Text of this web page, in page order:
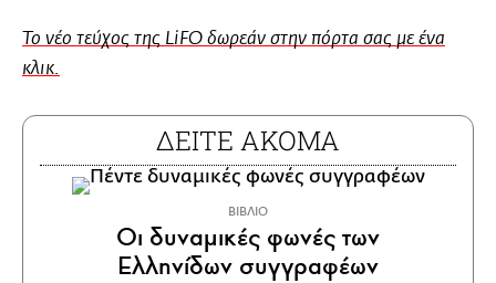
To νέο τεύχος της LiFO δωρεάν στην πόρτα σας με ένα
κλικ.
ΔΕΙΤΕ ΑΚΟΜΑ
ΒΙΒΛΙΟ
Οι δυναμικές φωνές των
Ελληνίδων συγγραφέων